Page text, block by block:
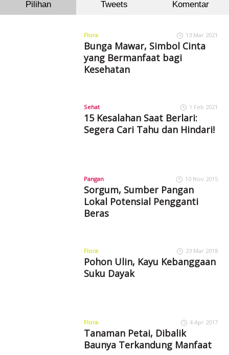
Pilihan Tweets Komentar
Flora 13 Mar 2021
Bunga Mawar, Simbol Cinta
yang Bermanfaat bagi
Kesehatan
Sehat 1 Feb 2021
15 Kesalahan Saat Berlari:
Segera Cari Tahu dan Hindari!
Pangan 10 Nov 2015
Sorgum, Sumber Pangan
Lokal Potensial Pengganti
Beras
Flora 23 Mar 2018
Pohon Ulin, Kayu Kebanggaan
Suku Dayak
Flora 4 Apr 2017
Tanaman Petai, Dibalik
Baunya Terkandung Manfaat